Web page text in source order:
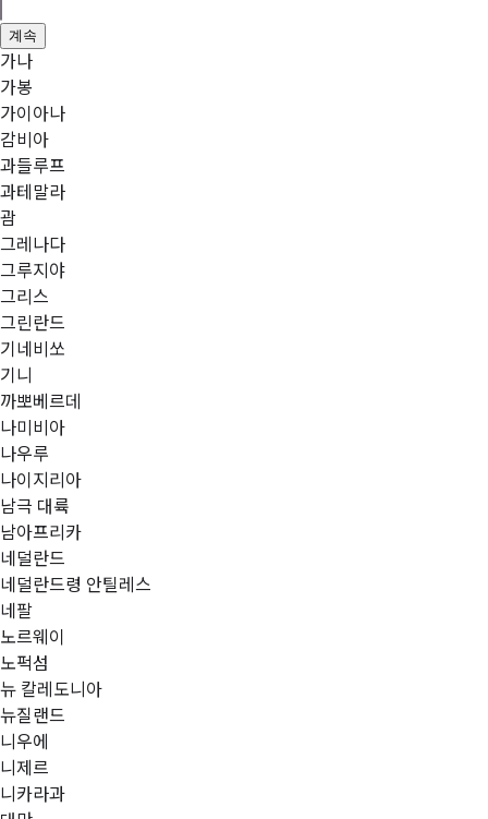
계속
가나
가봉
가이아나
감비아
과들루프
과테말라
괌
그레나다
그루지야
그리스
그린란드
기네비쏘
기니
까뽀베르데
나미비아
나우루
나이지리아
남극 대륙
남아프리카
네덜란드
네덜란드령 안틸레스
네팔
노르웨이
노퍽섬
뉴 칼레도니아
뉴질랜드
니우에
니제르
니카라과